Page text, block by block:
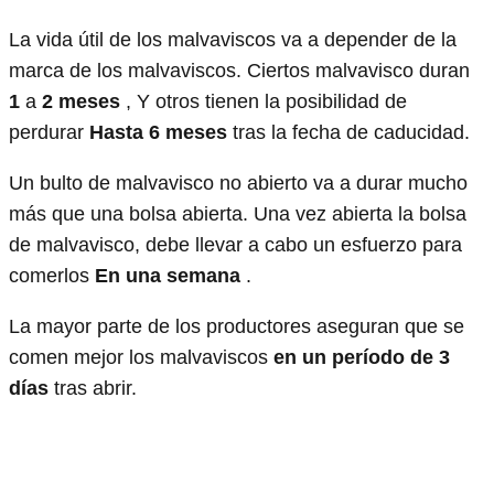
La vida útil de los malvaviscos va a depender de la
marca de los malvaviscos. Ciertos malvavisco duran
1 a 2 meses , Y otros tienen la posibilidad de
perdurar Hasta 6 meses tras la fecha de caducidad.
Un bulto de malvavisco no abierto va a durar mucho
más que una bolsa abierta. Una vez abierta la bolsa
de malvavisco, debe llevar a cabo un esfuerzo para
comerlos En una semana .
La mayor parte de los productores aseguran que se
comen mejor los malvaviscos en un período de 3
días tras abrir.